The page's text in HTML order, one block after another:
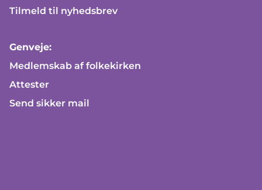
Tilmeld til nyhedsbrev
Genveje:
Medlemskab af folkekirken
Attester
Send sikker mail